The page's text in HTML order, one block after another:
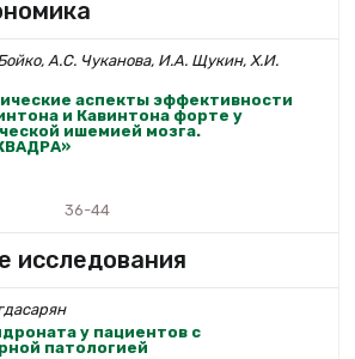
А.С. Чуканова, И.А. Щукин, Х.И.
аспекты эффективности
и Кавинтона форте у
ишемией мозга.
36-44
исследования
у пациентов с
патологией